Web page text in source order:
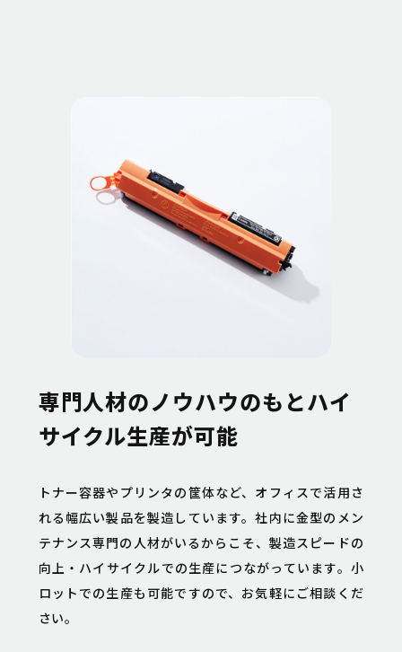
専門人材のノウハウのもとハイ
サイクル生産が可能
トナー容器やプリンタの筐体など、オフィスで活用さ
れる幅広い製品を製造しています。社内に金型のメン
テナンス専門の人材がいるからこそ、製造スピードの
向上・ハイサイクルでの生産につながっています。小
ロットでの生産も可能ですので、お気軽にご相談くだ
さい。